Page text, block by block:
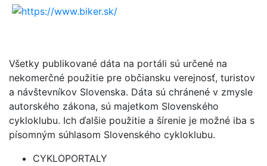
Všetky publikované dáta na portáli sú určené na
nekomerčné použitie pre občiansku verejnosť, turistov
a návštevníkov Slovenska. Dáta sú chránené v zmysle
autorského zákona, sú majetkom Slovenského
cykloklubu. Ich ďalšie použitie a šírenie je možné iba s
písomným súhlasom Slovenského cykloklubu.
CYKLOPORTALY